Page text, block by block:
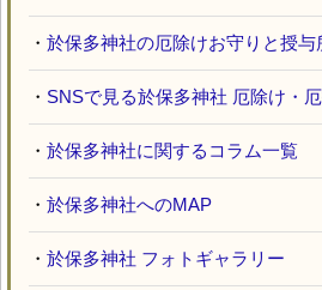
・ 於保多神社の厄除けお守りと授与
・ SNSで見る於保多神社 厄除け・
・ 於保多神社に関するコラム一覧
・ 於保多神社へのMAP
・ 於保多神社 フォトギャラリー